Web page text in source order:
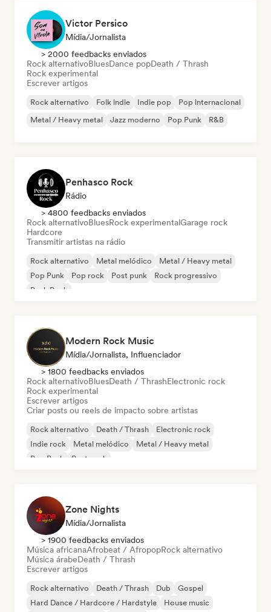
Victor Persico
Mídia/Jornalista
> 2000 feedbacks enviados
Rock alternativoBluesDance popDeath / Thrash
Rock experimental
Escrever artigos
Rock alternativo Folk indie Indie pop
Pop internacional
Metal / Heavy metal
Jazz moderno Pop Punk R&B
Penhasco Rock
Rádio
> 4800 feedbacks enviados
Rock alternativoBluesRock experimentalGarage rock
Hardcore
Transmitir artistas na rádio
Rock alternativo Metal melódico
Metal / Heavy metal
Pop Punk
Pop rock Post punk
Rock progressivo
Punk Rock
Modern Rock Music
Mídia/Jornalista, Influenciador
> 1800 feedbacks enviados
Rock alternativoBluesDeath / ThrashElectronic rock
Rock experimental
Escrever artigos
Criar posts ou reels de impacto sobre artistas
Rock alternativo Death / Thrash
Electronic rock
Indie rock
Metal melódico
Metal / Heavy metal
Pop Punk
Post punk
Zone Nights
Mídia/Jornalista
> 1900 feedbacks enviados
Música africanaAfrobeat / AfropopRock alternativo
Música árabeDeath / Thrash
Escrever artigos
Rock alternativo Death / Thrash Dub
Gospel
Hard Dance / Hardcore / Hardstyle
House music